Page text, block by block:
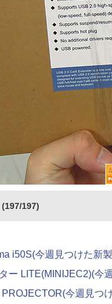
(197/197)
i50S(今週見つけた新
ー LITE(MINIJEC2)(今
今週見つ